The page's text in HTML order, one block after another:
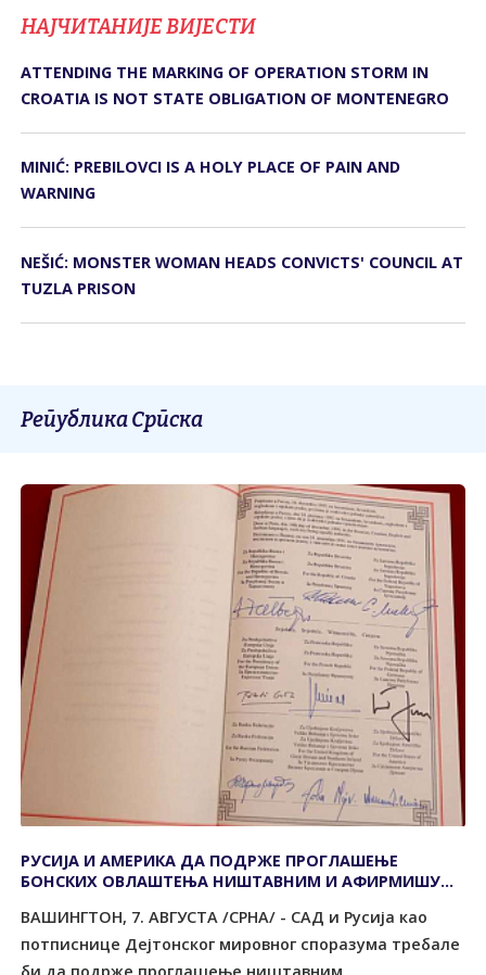
НАЈЧИТАНИЈЕ ВИЈЕСТИ
ATTENDING THE MARKING OF OPERATION STORM IN
CROATIA IS NOT STATE OBLIGATION OF MONTENEGRO
MINIĆ: PREBILOVCI IS A HOLY PLACE OF PAIN AND
WARNING
NEŠIĆ: MONSTER WOMAN HEADS CONVICTS' COUNCIL AT
TUZLA PRISON
Република Српска
РУСИЈА И АМЕРИКА ДА ПОДРЖЕ ПРОГЛАШЕЊЕ
БОНСКИХ ОВЛАШТЕЊА НИШТАВНИМ И АФИРМИШУ
ВАШИНГТОН, 7. АВГУСТА /СРНА/ - САД и Русија као
потписнице Дејтонског мировног споразума требале